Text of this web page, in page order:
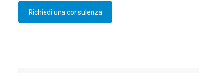
Richiedi una consulenza